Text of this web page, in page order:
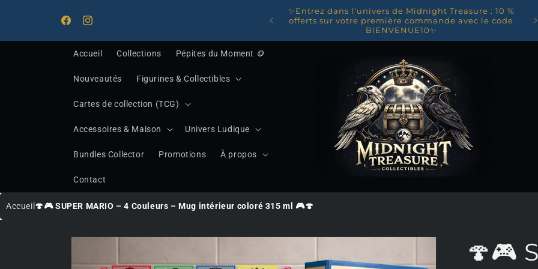
FacebookInstagram
Bienvenue chez Midnight Treasure, votre destination
pour les trésors de la pop culture !
✨Entrez dans l'univers de Midnight Treasure : 10 %
offerts sur votre première commande avec le code
BIENVENUE10✨
Accueil Collections Pépites du Moment 🪙
Nouveautés Figurines & Collectibles
Cartes de collection (TCG)
Accessoires & Maison Univers Ludique
Bundles Collector Promotions À propos
Contact
Accueil 🍄🎮 SUPER MARIO – 4 Couleurs – Mug intérieur coloré 315 ml 🎮🍄
🍄🎮